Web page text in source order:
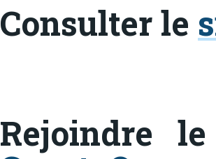
Consulter le
Rejoindre